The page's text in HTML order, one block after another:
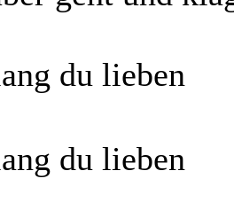
du lieben
du lieben